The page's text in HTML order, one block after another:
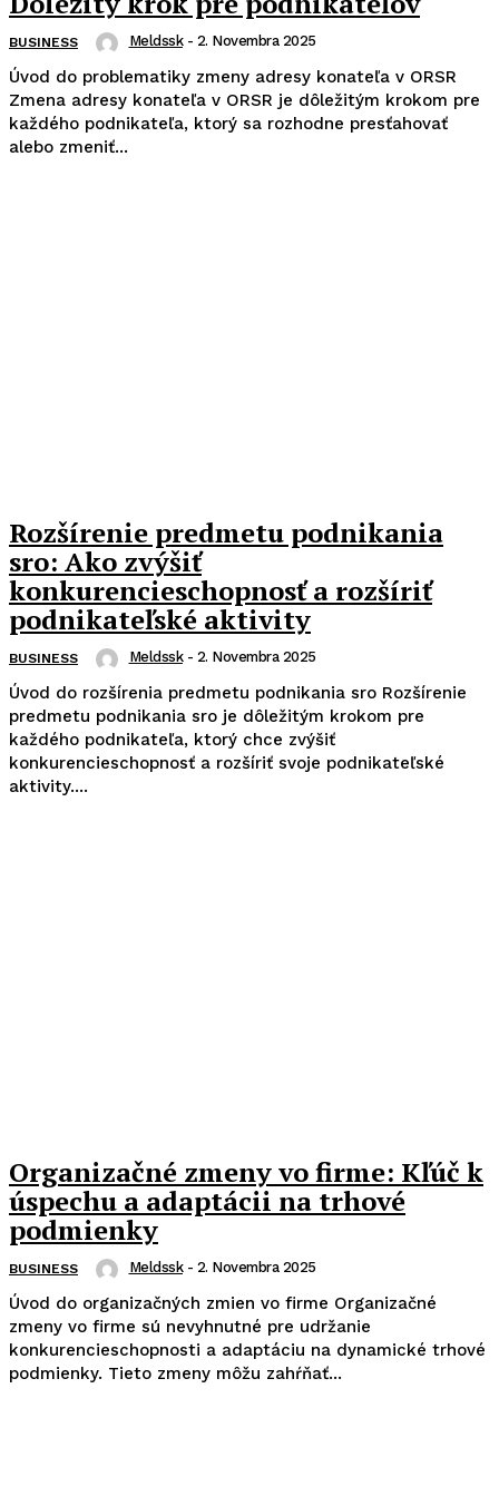
BUSINESS Meldssk - 2. Novembra 2025
Úvod do problematiky zmeny adresy konateľa v ORSR
Zmena adresy konateľa v ORSR je dôležitým krokom pre
každého podnikateľa, ktorý sa rozhodne presťahovať
alebo zmeniť...
Rozšírenie predmetu podnikania
sro: Ako zvýšiť
konkurencieschopnosť a rozšíriť
podnikateľské aktivity
BUSINESS Meldssk - 2. Novembra 2025
Úvod do rozšírenia predmetu podnikania sro Rozšírenie
predmetu podnikania sro je dôležitým krokom pre
každého podnikateľa, ktorý chce zvýšiť
konkurencieschopnosť a rozšíriť svoje podnikateľské
aktivity....
Organizačné zmeny vo firme: Kľúč k
úspechu a adaptácii na trhové
podmienky
BUSINESS Meldssk - 2. Novembra 2025
Úvod do organizačných zmien vo firme Organizačné
zmeny vo firme sú nevyhnutné pre udržanie
konkurencieschopnosti a adaptáciu na dynamické trhové
podmienky. Tieto zmeny môžu zahŕňať...